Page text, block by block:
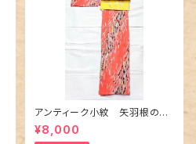
アンティーク小紋 矢羽根の地
紋に短冊柄 裄６６cm
¥8,000